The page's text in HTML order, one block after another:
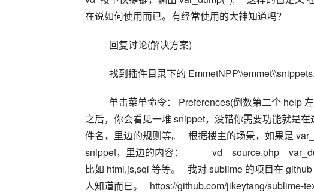
在说如何使用而已。有经常使用的大神知道吗？
  回复讨论(解决方案)
找到插件目录下的
之后，你会看见一堆 snippet，没错你需要功能就是
件名，里边的规则等。   根据楼主的场景，如果是
snippet，里边的内容：            vd    source.php
比如 html,js,sql 等等。   我对 sublime 的项目在
人知道而已。   https://github.com/jikeytang/sublime-